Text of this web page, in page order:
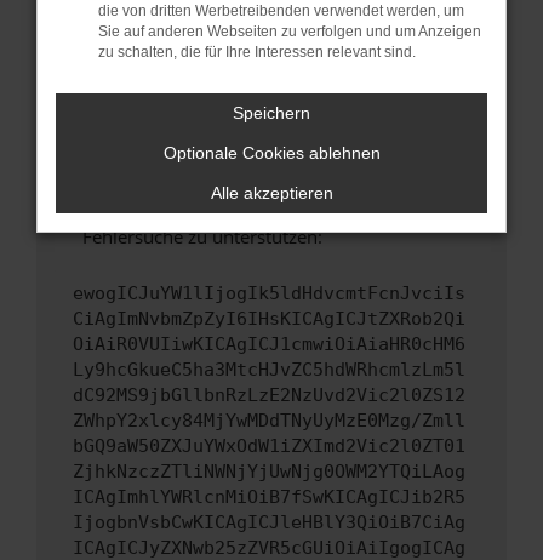
Sicherheitsrisiko, sondern kann auch dazu
führen, dass bestimmte Funktionen nicht mehr
unterstützt werden.
Wende dich an den Webseitenbetreiber.
Wenn du alle oben genannten Schritte versucht
hast, kontaktiere uns bitte. Wir werden
versuchen, das Problem zu beheben. Du kannst
uns diesen Text schicken, um uns bei der
Fehlersuche zu unterstützen:
ewogICJuYW1lIjogIk5ldHdvcmtFcnJvciIs
CiAgImNvbmZpZyI6IHsKICAgICJtZXRob2Qi
OiAiR0VUIiwKICAgICJ1cmwiOiAiaHR0cHM6
Ly9hcGkueC5ha3MtcHJvZC5hdWRhcmlzLm5l
dC92MS9jbGllbnRzLzE2NzUvd2Vic2l0ZS12
ZWhpY2xlcy84MjYwMDdTNyUyMzE0Mzg/Zmll
bGQ9aW50ZXJuYWxOdW1iZXImd2Vic2l0ZT01
ZjhkNzczZTliNWNjYjUwNjg0OWM2YTQiLAog
ICAgImhlYWRlcnMiOiB7fSwKICAgICJib2R5
IjogbnVsbCwKICAgICJleHBlY3QiOiB7CiAg
ICAgICJyZXNwb25zZVR5cGUiOiAiIgogICAg
die von dritten Werbetreibenden verwendet werden, um
Sie auf anderen Webseiten zu verfolgen und um Anzeigen
zu schalten, die für Ihre Interessen relevant sind.
Speichern
Optionale Cookies ablehnen
Alle akzeptieren